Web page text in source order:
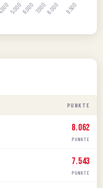
PUNKTE
8.062
PUNKTE
7.543
PUNKTE